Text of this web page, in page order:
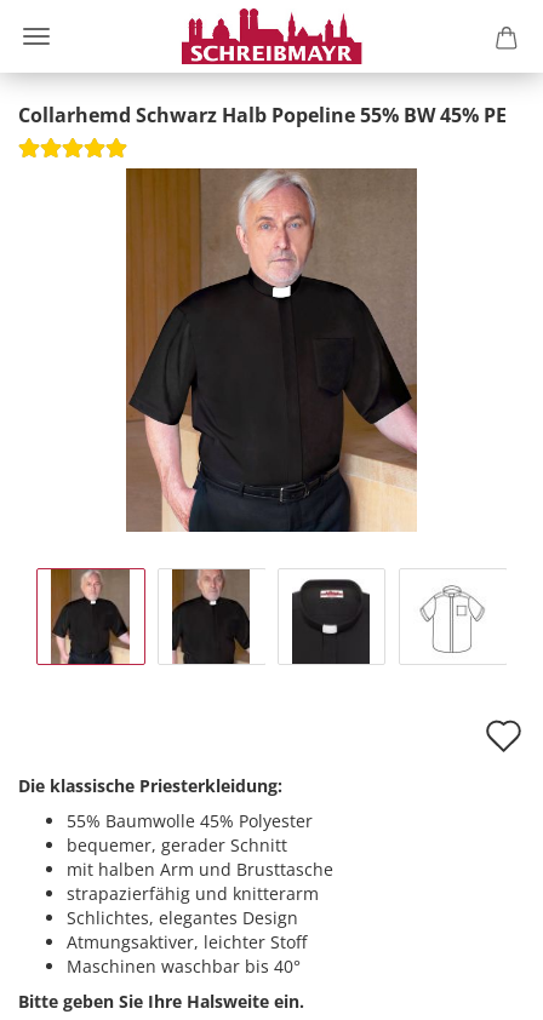
Collarhemd Schwarz Halb Popeline 55% BW 45% PE
Die klassische Priesterkleidung:
55% Baumwolle 45% Polyester
bequemer, gerader Schnitt
mit halben Arm und Brusttasche
strapazierfähig und knitterarm
Schlichtes, elegantes Design
Atmungsaktiver, leichter Stoff
Maschinen waschbar bis 40°
Bitte geben Sie Ihre Halsweite ein.